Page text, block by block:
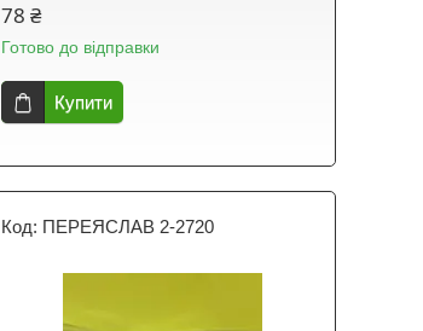
78 ₴
Готово до відправки
Купити
ПЕРЕЯСЛАВ 2-2720